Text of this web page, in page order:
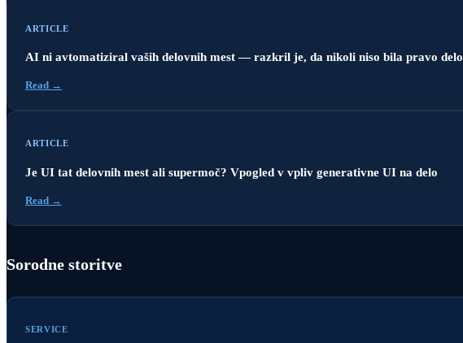
ARTICLE
AI ni avtomatiziral vaših delovnih mest — razkril je, da nikoli niso bila pravo delo
Read →
ARTICLE
Je UI tat delovnih mest ali supermoč? Vpogled v vpliv generativne UI na delo
Read →
Sorodne storitve
SERVICE